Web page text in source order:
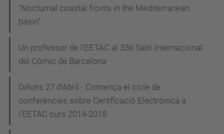
"Nocturnal coastal fronts in the Mediterranean
basin"
Un professor de l'EETAC al 33è Saló Internacional
del Còmic de Barcelona
Dilluns 27 d'Abril - Comença el cicle de
conferències sobre Certificació Electrònica a
l'EETAC curs 2014-2015